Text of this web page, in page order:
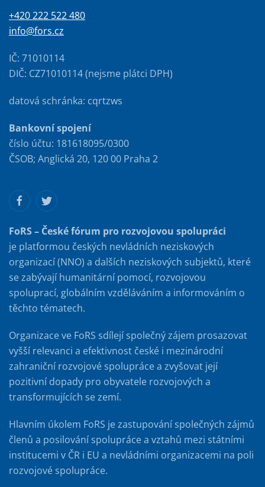
+420 222 522 480
info@fors.cz
IČ: 71010114
DIČ: CZ71010114 (nejsme plátci DPH)
datová schránka: cqrtzws
Bankovní spojení
číslo účtu: 181618095/0300
ČSOB; Anglická 20, 120 00 Praha 2
FoRS – České fórum pro rozvojovou spolupráci
je platformou českých nevládních neziskových
organizací (NNO) a dalších neziskových subjektů, které
se zabývají humanitární pomocí, rozvojovou
spoluprací, globálním vzděláváním a informováním o
těchto tématech.
Organizace ve FoRS sdílejí společný zájem prosazovat
vyšší relevanci a efektivnost české i mezinárodní
zahraniční rozvojové spolupráce a zvyšovat její
pozitivní dopady pro obyvatele rozvojových a
transformujících se zemí.
Hlavním úkolem FoRS je zastupování společných zájmů
členů a posilování spolupráce a vztahů mezi státními
institucemi v ČR i EU a nevládními organizacemi na poli
rozvojové spolupráce.